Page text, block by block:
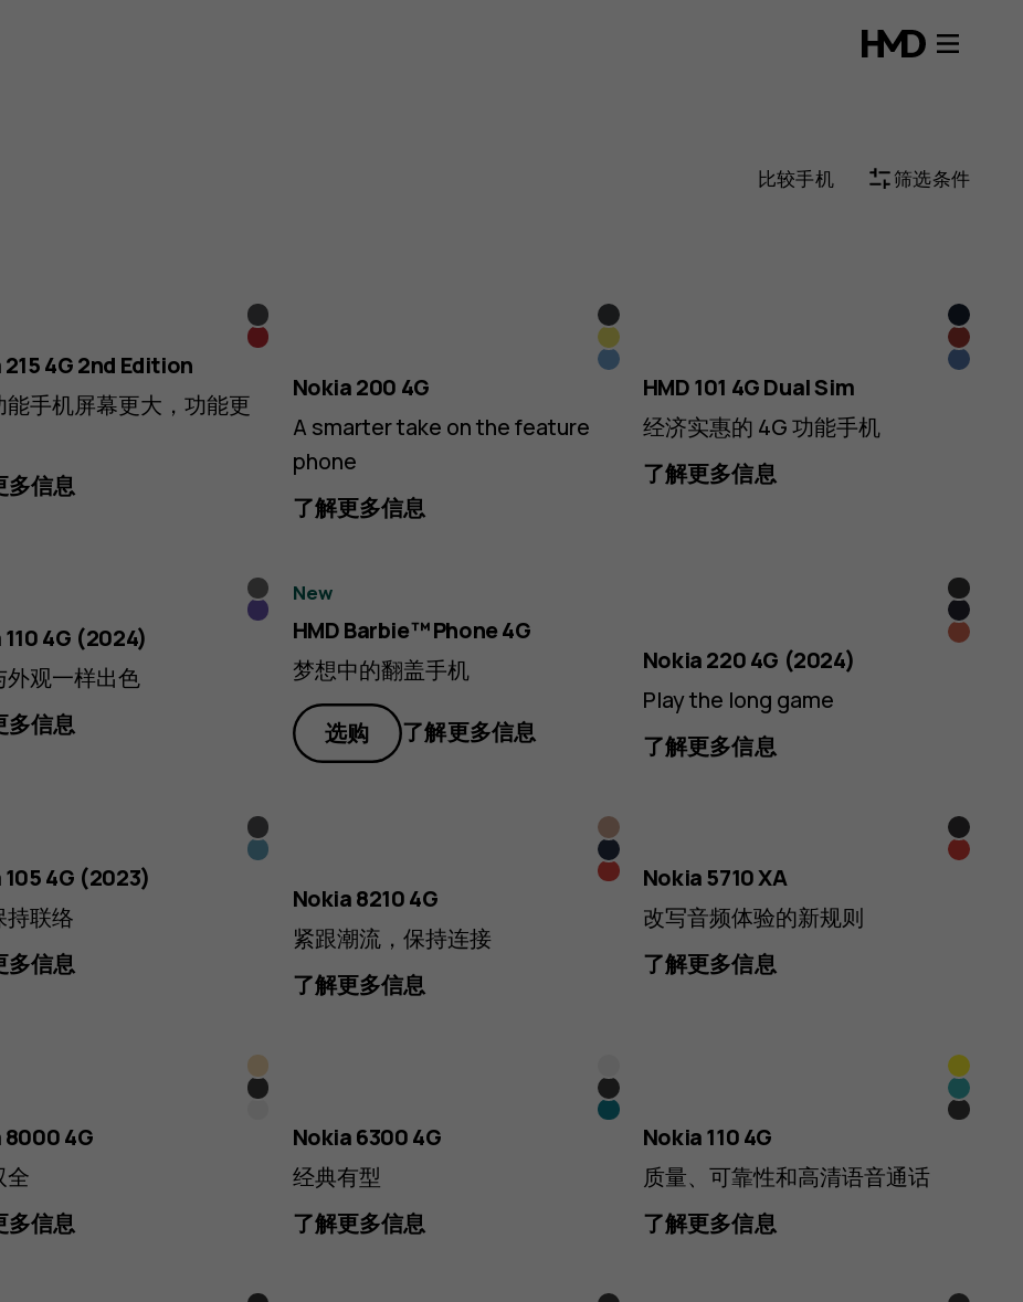
比较手机 筛选条件
黑
色
红
4G 2nd Edition
能手机屏幕更大，功能更
多信息
黑
色
黄
色
藏
Nokia 200 4G
A smarter take on the feature
phone
了解更多信息
深
蓝
红
色
藏
HMD 101 4G Dual Sim
经济实惠的 4G 功能手机
了解更多信息
Titanium
藏
4G (2024)
外观一样出色
多信息
HMD Barbie™ Phone 4G
New
梦想中的翻盖手机
选购 了解更多信息
黑
色
深
蓝
Peach
Nokia 220 4G (2024)
Play the long game
了解更多信息
炭
灰
海
4G (2023)
持联络
多信息
沙
金
深
蓝
红
Nokia 8210 4G
紧跟潮流，保持连接
了解更多信息
黑
色
白
Nokia 5710 XA
改写音频体验的新规则
了解更多信息
Gold
黑
4G
全
多信息
白
色
炭
灰
青
Nokia 6300 4G
经典有型
了解更多信息
黄
色
蓝
色
黑
Nokia 110 4G
质量、可靠性和高清语音通话
了解更多信息